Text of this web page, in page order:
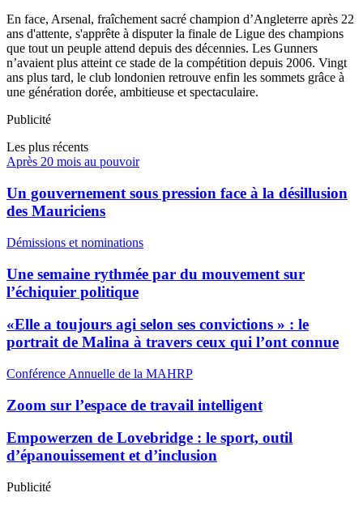
En face, Arsenal, fraîchement sacré champion d’Angleterre après 22
ans d'attente, s'apprête à disputer la finale de Ligue des champions
que tout un peuple attend depuis des décennies. Les Gunners
n’avaient plus atteint ce stade de la compétition depuis 2006. Vingt
ans plus tard, le club londonien retrouve enfin les sommets grâce à
une génération dorée, ambitieuse et spectaculaire.
Publicité
Les plus récents
Après 20 mois au pouvoir
Un gouvernement sous pression face à la désillusion
des Mauriciens
Démissions et nominations
Une semaine rythmée par du mouvement sur
l’échiquier politique
«Elle a toujours agi selon ses convictions » : le
portrait de Malina à travers ceux qui l’ont connue
Conférence Annuelle de la MAHRP
Zoom sur l’espace de travail intelligent
Empowerzen de Lovebridge : le sport, outil
d’épanouissement et d’inclusion
Publicité